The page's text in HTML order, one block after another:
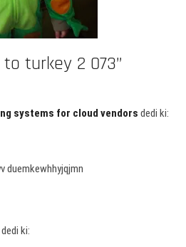
turkey 2 073”
systems for cloud vendors dedi ki:
duemkewhhyjqjmn
dedi ki: